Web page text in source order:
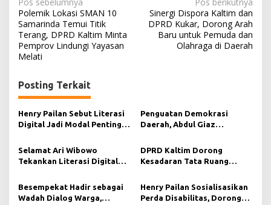
N
a
v
i
a
s
i
o
Polemik Lokasi SMAN 10
Samarinda Temui Titik
Terang, DPRD Kaltim Minta
Pemprov Lindungi Yayasan
Melati
Sinergi Dispora Kaltim dan
DPRD Kukar, Dorong Arah
Baru untuk Pemuda dan
Olahraga di Daerah
Posting Terkait
Henry Pailan Sebut Literasi
Digital Jadi Modal Penting
Lebih Terbuka
Penguatan Demokrasi
Daerah, Abdul Giaz
Teknologi Informasi
Selamat Ari Wibowo
Tekankan Literasi Digital
Modern di Pedalaman Kukar
DPRD Kaltim Dorong
Kesadaran Tata Ruang
Kaman
Besempekat Hadir sebagai
Wadah Dialog Warga,
Henry Pailan Sosialisasikan
Perda Disabilitas, Dorong